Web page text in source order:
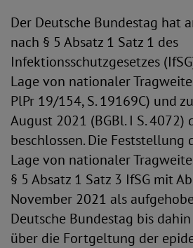
Der Deutsche Bundestag hat
nach § 5 Absatz 1 Satz 1 des
Infektionsschutzgesetzes
Lage von nationaler
PlPr 19/154, S. 19169C) und
August 2021 (BGBl. I S. 4072)
beschlossen. Die Feststellung
Lage von nationaler
§ 5 Absatz 1 Satz 3 IfSG mit
November 2021 als
Deutsche Bundestag bis
über die Fortgeltung der